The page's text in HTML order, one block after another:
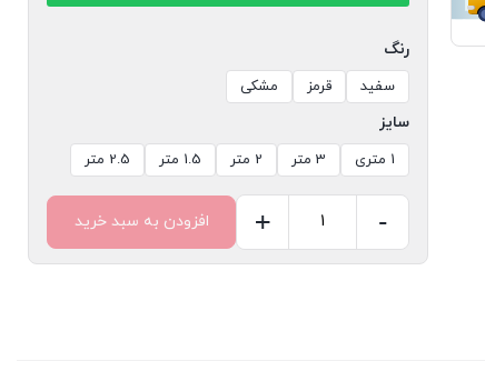
رنگ
سفید قرمز مشکی
سایز
1 متری 3 متر 2 متر 1.5 متر 2.5 متر
ستون
-
+ افزودن به سبد خرید